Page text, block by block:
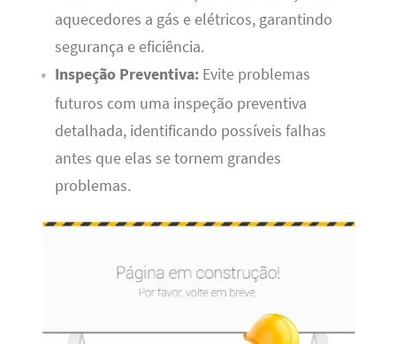
aquecedores a gás e elétricos, garantindo
segurança e eficiência.
Inspeção Preventiva:Evite problemas
futuros com uma inspeção preventiva
detalhada, identificando possíveis falhas
antes que elas se tornem grandes
problemas.